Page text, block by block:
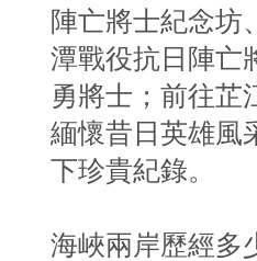
陣亡將士紀念坊
潭戰役抗日陣亡
勇將士；前往芷
緬懷昔日英雄風
下珍貴紀錄。
海峽兩岸歷經多